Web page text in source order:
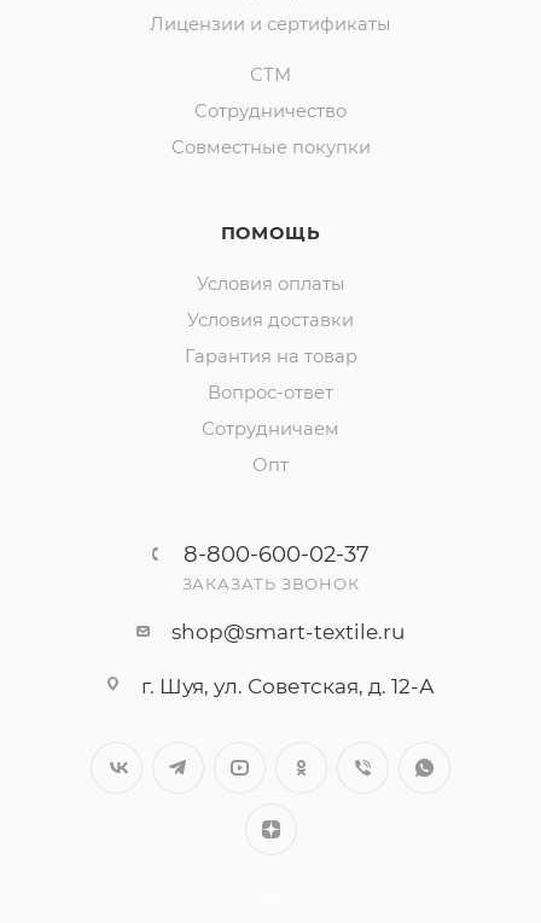
Лицензии и сертификаты
СТМ
Сотрудничество
Совместные покупки
ПОМОЩЬ
Условия оплаты
Условия доставки
Гарантия на товар
Вопрос-ответ
Сотрудничаем
Опт
8-800-600-02-37
ЗАКАЗАТЬ ЗВОНОК
shop@smart-textile.ru
г. Шуя, ул. Советская, д. 12-А